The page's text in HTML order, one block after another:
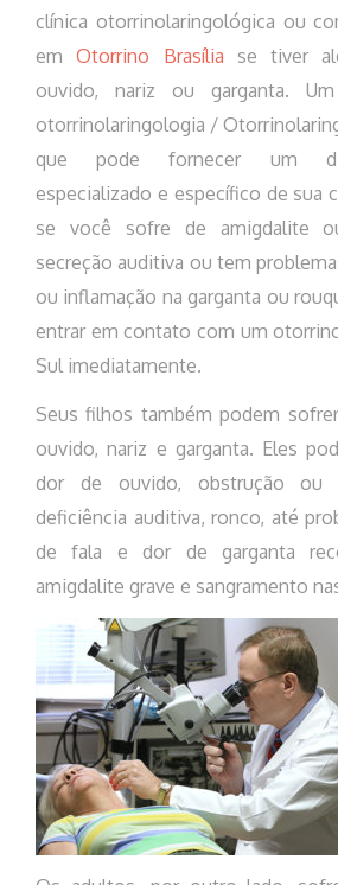
clínica otorrinolaringológica ou
emOtorrino Brasília se tiver
ouvido, nariz ou garganta.
otorrinolaringologia /
que pode fornecer um
especializado e específico de sua
se você sofre de amigdalite
secreção auditiva ou tem
ou inflamação na garganta ou
entrar em contato com um
Sul imediatamente.
Seus filhos também podem
ouvido, nariz e garganta. Eles
dor de ouvido, obstrução ou
deficiência auditiva, ronco, até
de fala e dor de garganta
amigdalite grave e sangramento